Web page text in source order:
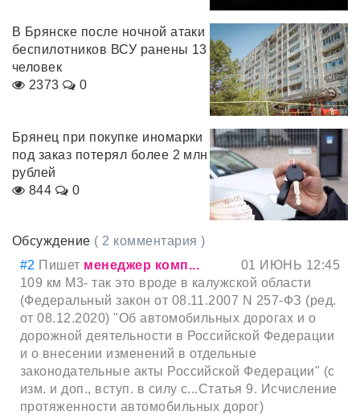
В Брянске после ночной атаки
беспилотников ВСУ ранены 13
человек
2373
0
Брянец при покупке иномарки
под заказ потерял более 2 млн
рублей
844
0
Обсуждение ( 2 комментария )
#2 Пишет менеджер комп...
01 ИЮНЬ 12:45
109 км М3- так это вроде в калужской области
(Федеральный закон от 08.11.2007 N 257-ФЗ (ред.
от 08.12.2020) "Об автомобильных дорогах и о
дорожной деятельности в Российской Федерации
и о внесении изменений в отдельные
законодательные акты Российской Федерации" (с
изм. и доп., вступ. в силу с...Статья 9. Исчисление
протяженности автомобильных дорог)